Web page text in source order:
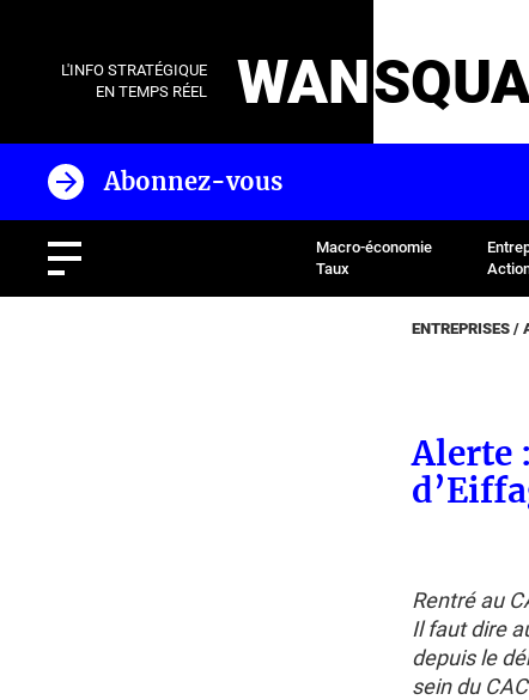
L'INFO STRATÉGIQUE
EN TEMPS RÉEL
WAN
Abonnez-vous
Macro-économie
Taux
ENTREPRISES /
Alerte
Rentré au
Il faut dire
depuis le
sein du